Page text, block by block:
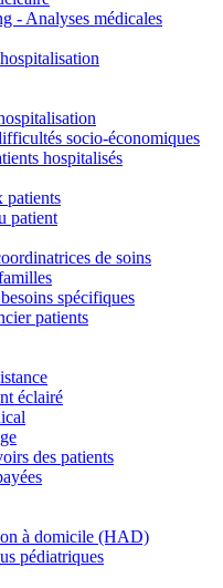
- Analyses médicales
socio-économiques
hospitalisés
patients
patient
de soins
spécifiques
patients
éclairé
des patients
à domicile (HAD)
pédiatriques